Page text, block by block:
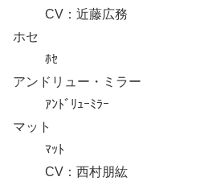
CV：近藤広務
ホセ
ﾎｾ
アンドリュー・ミラー
ｱﾝﾄﾞﾘｭｰﾐﾗｰ
マット
ﾏｯﾄ
CV：西村朋紘